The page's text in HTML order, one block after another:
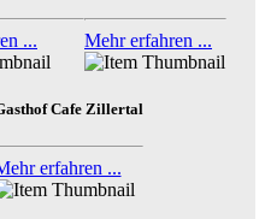
... Mehr erfahren ...
Cafe Zillertal
erfahren ...